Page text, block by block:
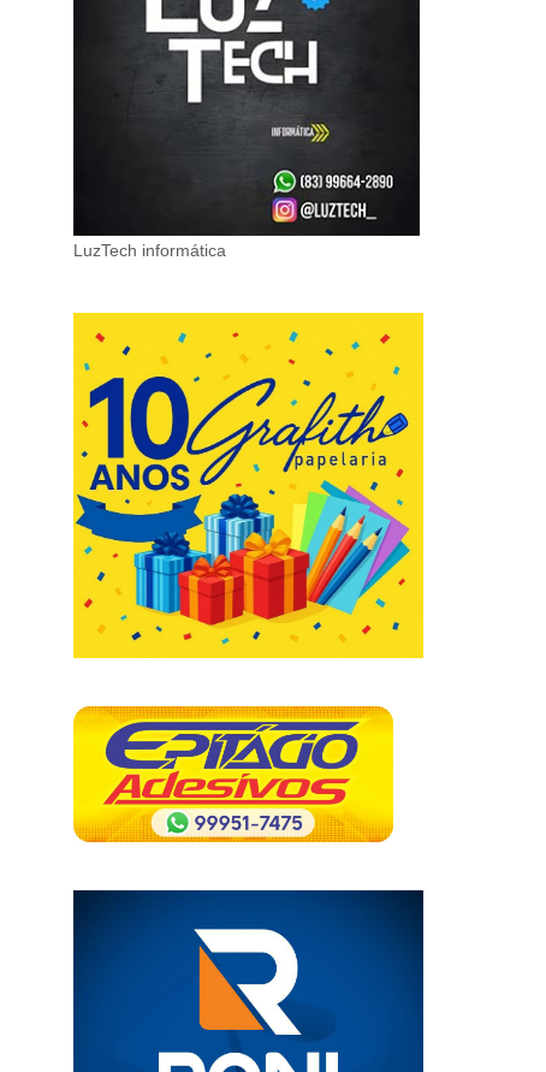
LuzTech informática